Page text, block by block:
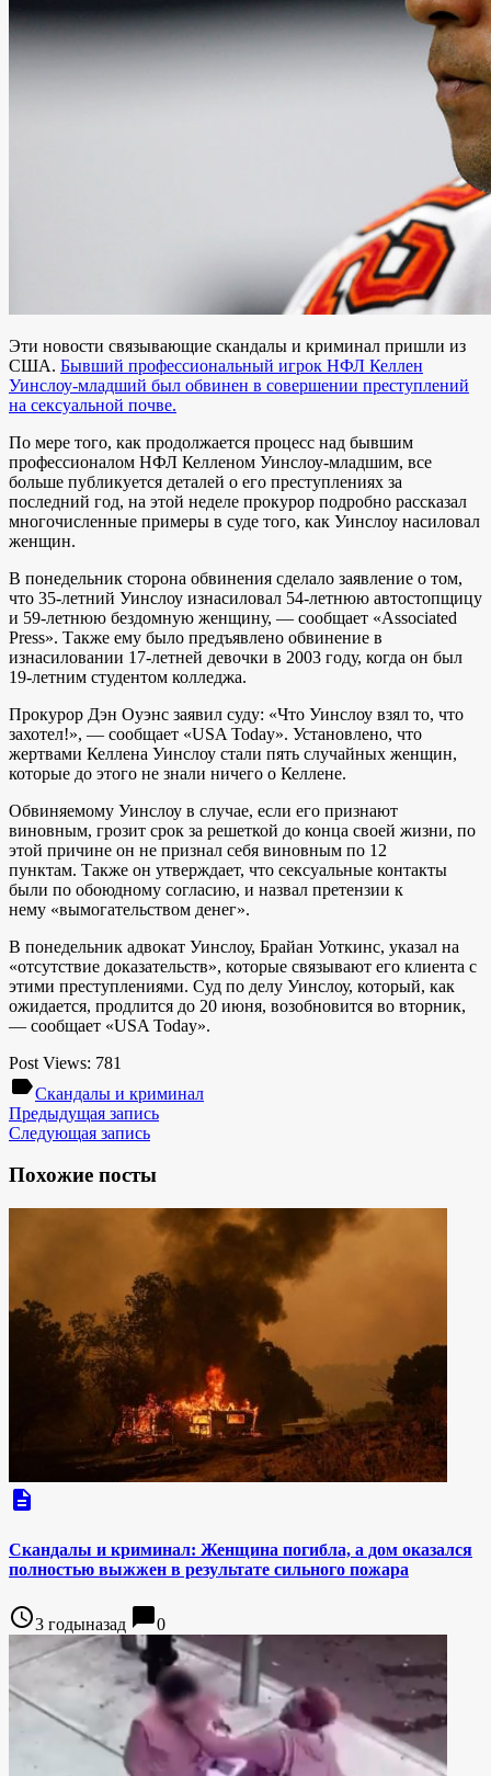
Эти новости связывающие скандалы и криминал пришли из
США. Бывший профессиональный игрок НФЛ Келлен
Уинслоу-младший был обвинен в совершении преступлений
на сексуальной почве.
По мере того, как продолжается процесс над бывшим
профессионалом НФЛ Келленом Уинслоу-младшим, все
больше публикуется деталей о его преступлениях за
последний год, на этой неделе прокурор подробно рассказал
многочисленные примеры в суде того, как Уинслоу насиловал
женщин.
В понедельник сторона обвинения сделало заявление о том,
что 35-летний Уинслоу изнасиловал 54-летнюю автостопщицу
и 59-летнюю бездомную женщину, — сообщает «Associated
Press». Также ему было предъявлено обвинение в
изнасиловании 17-летней девочки в 2003 году, когда он был
19-летним студентом колледжа.
Прокурор Дэн Оуэнс заявил суду: «Что Уинслоу взял то, что
захотел!», — сообщает «USA Today». Установлено, что
жертвами Келлена Уинслоу стали пять случайных женщин,
которые до этого не знали ничего о Келлене.
Обвиняемому Уинслоу в случае, если его признают
виновным, грозит срок за решеткой до конца своей жизни, по
этой причине он не признал себя виновным по 12
пунктам. Также он утверждает, что сексуальные контакты
были по обоюдному согласию, и назвал претензии к
нему «вымогательством денег».
В понедельник адвокат Уинслоу, Брайан Уоткинс, указал на
«отсутствие доказательств», которые связывают его клиента с
этими преступлениями. Суд по делу Уинслоу, который, как
ожидается, продлится до 20 июня, возобновится во вторник,
— сообщает «USA Today».
Post Views: 781
labelСкандалы и криминал
Предыдущая запись
Следующая запись
Похожие посты
description
Скандалы и криминал: Женщина погибла, а дом оказался
полностью выжжен в результате сильного пожара
access_time3 годыназад chat_bubble0